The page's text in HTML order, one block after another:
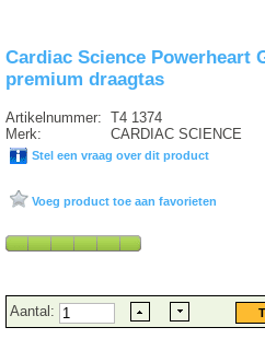
Cardiac Science Powerheart
premium draagtas
Artikelnummer:
Merk:
T4 1374
CARDIAC SCIENCE
Stel een vraag over dit product
Voeg product toe aan favorieten
Aantal: